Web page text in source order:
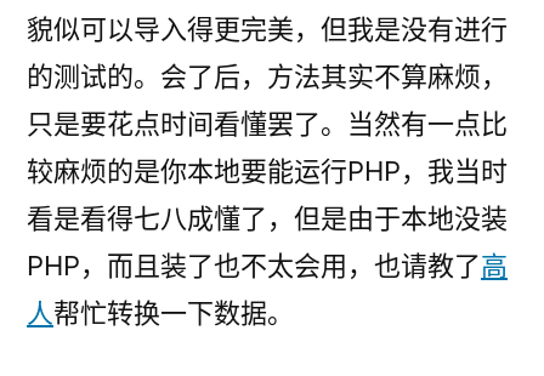
貌似可以导入得更完美，但我是没有进行
的测试的。会了后，方法其实不算麻烦，
只是要花点时间看懂罢了。当然有一点比
较麻烦的是你本地要能运行PHP，我当时
看是看得七八成懂了，但是由于本地没装
PHP，而且装了也不太会用，也请教了高
人帮忙转换一下数据。